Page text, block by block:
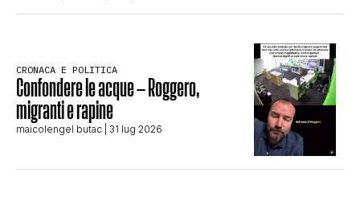
CRONACA E POLITICA
Confondere le acque – Roggero,
migranti e rapine
maicolengel butac | 31 lug 2026